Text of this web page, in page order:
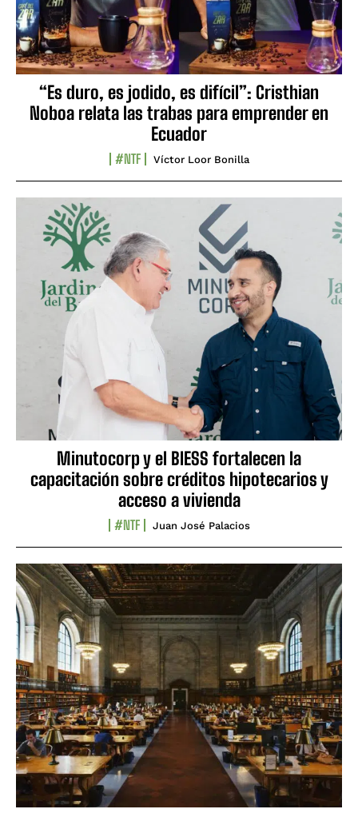
“Es duro, es jodido, es difícil”: Cristhian
Noboa relata las trabas para emprender en
Ecuador
#NTF Víctor Loor Bonilla
Minutocorp y el BIESS fortalecen la
capacitación sobre créditos hipotecarios y
acceso a vivienda
#NTF Juan José Palacios